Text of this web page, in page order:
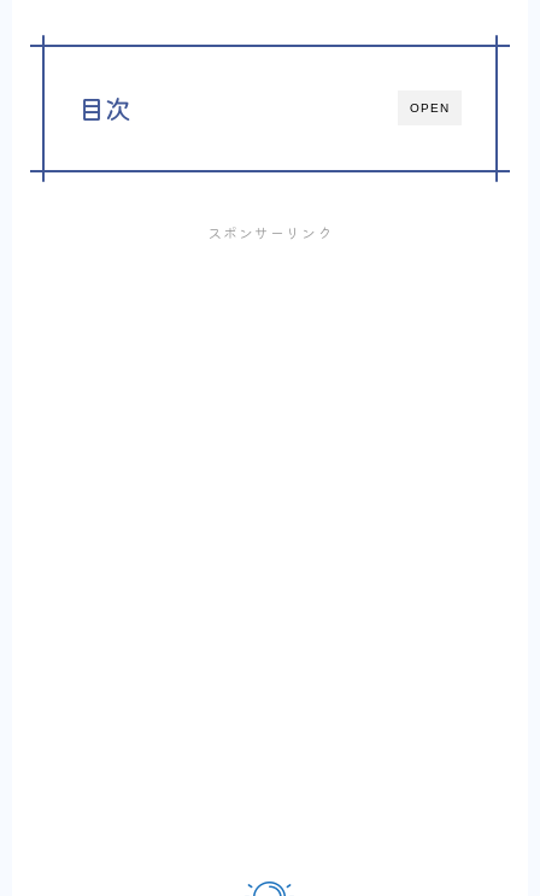
OPEN
目次
スポンサーリンク